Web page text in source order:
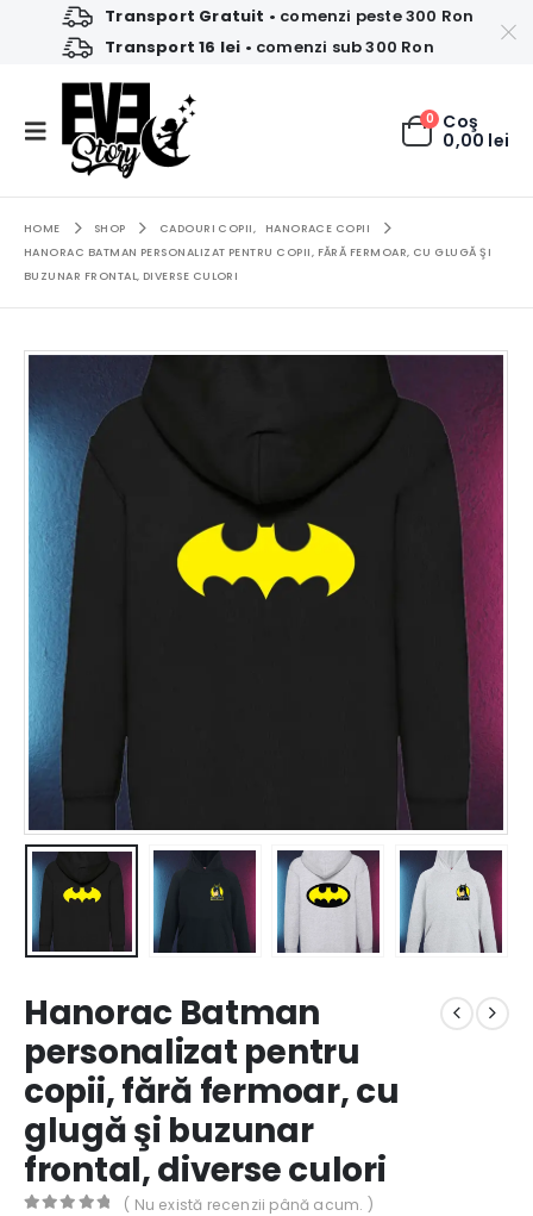
Transport Gratuit • comenzi peste 300 Ron
Transport 16 lei • comenzi sub 300 Ron
0 Coş
0,00 lei
HOME SHOP CADOURI COPII,
HANORACE COPII
HANORAC BATMAN PERSONALIZAT PENTRU COPII, FĂRĂ FERMOAR, CU GLUGĂ ŞI
BUZUNAR FRONTAL, DIVERSE CULORI
Hanorac Batman
personalizat pentru
copii, fără fermoar, cu
glugă şi buzunar
frontal, diverse culori
( Nu există recenzii până acum. )